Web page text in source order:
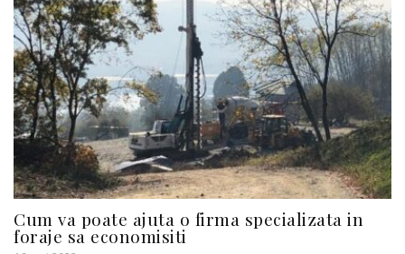
Cum va poate ajuta o firma specializata in
foraje sa economisiti